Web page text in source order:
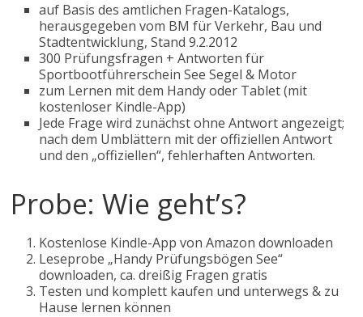
auf Basis des amtlichen Fragen-Katalogs,
herausgegeben vom BM für Verkehr, Bau und
Stadtentwicklung, Stand 9.2.2012
300 Prüfungsfragen + Antworten für
Sportbootführerschein See Segel & Motor
zum Lernen mit dem Handy oder Tablet (mit
kostenloser Kindle-App)
Jede Frage wird zunächst ohne Antwort angezeigt;
nach dem Umblättern mit der offiziellen Antwort
und den „offiziellen“, fehlerhaften Antworten.
Probe: Wie geht’s?
Kostenlose Kindle-App von Amazon downloaden
Leseprobe „Handy Prüfungsbögen See“
downloaden, ca. dreißig Fragen gratis
Testen und komplett kaufen und unterwegs & zu
Hause lernen können